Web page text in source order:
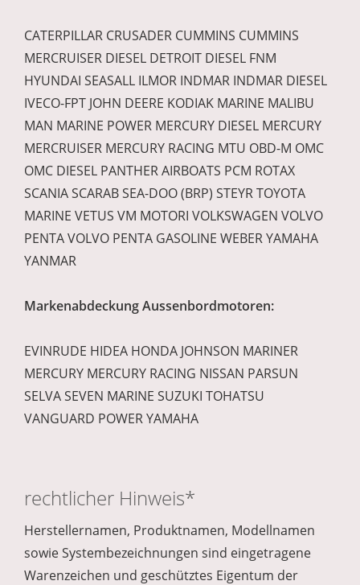
CATERPILLAR CRUSADER CUMMINS CUMMINS
MERCRUISER DIESEL DETROIT DIESEL FNM
HYUNDAI SEASALL ILMOR INDMAR INDMAR DIESEL
IVECO-FPT JOHN DEERE KODIAK MARINE MALIBU
MAN MARINE POWER MERCURY DIESEL MERCURY
MERCRUISER MERCURY RACING MTU OBD-M OMC
OMC DIESEL PANTHER AIRBOATS PCM ROTAX
SCANIA SCARAB SEA-DOO (BRP) STEYR TOYOTA
MARINE VETUS VM MOTORI VOLKSWAGEN VOLVO
PENTA VOLVO PENTA GASOLINE WEBER YAMAHA
YANMAR
Markenabdeckung Aussenbordmotoren:
EVINRUDE HIDEA HONDA JOHNSON MARINER
MERCURY MERCURY RACING NISSAN PARSUN
SELVA SEVEN MARINE SUZUKI TOHATSU
VANGUARD POWER YAMAHA
rechtlicher Hinweis*
Herstellernamen, Produktnamen, Modellnamen
sowie Systembezeichnungen sind eingetragene
Warenzeichen und geschütztes Eigentum der